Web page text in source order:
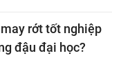
rớt tốt nghiệp
đậu đại học?